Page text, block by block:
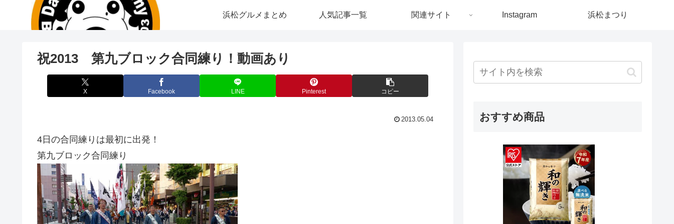
浜松グルメまとめ 人気記事一覧 関連サイト Instagram 浜松まつり
祝2013 第九ブロック合同練り！動画あり
X Facebook LINE Pinterest コピー
2013.05.04
4日の合同練りは最初に出発！
第九ブロック合同練り
おすすめ商品